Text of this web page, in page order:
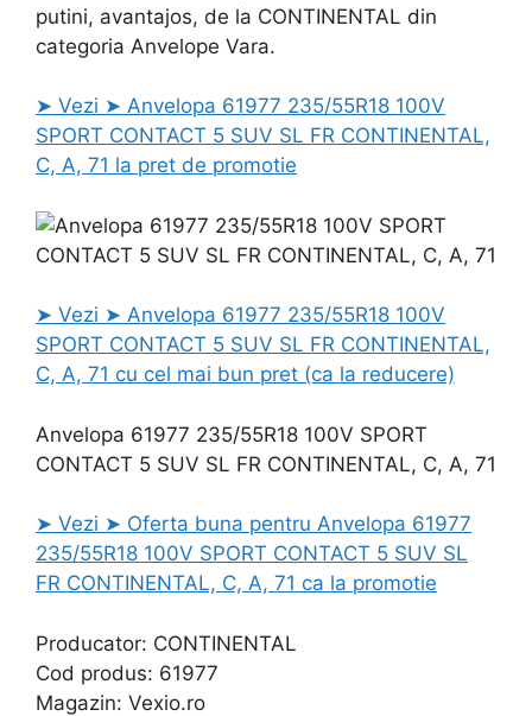
putini, avantajos, de la CONTINENTAL din
categoria Anvelope Vara.
➤ Vezi ➤ Anvelopa 61977 235/55R18 100V
SPORT CONTACT 5 SUV SL FR CONTINENTAL,
C, A, 71 la pret de promotie
➤ Vezi ➤ Anvelopa 61977 235/55R18 100V
SPORT CONTACT 5 SUV SL FR CONTINENTAL,
C, A, 71 cu cel mai bun pret (ca la reducere)
Anvelopa 61977 235/55R18 100V SPORT
CONTACT 5 SUV SL FR CONTINENTAL, C, A, 71
➤ Vezi ➤ Oferta buna pentru Anvelopa 61977
235/55R18 100V SPORT CONTACT 5 SUV SL
FR CONTINENTAL, C, A, 71 ca la promotie
Producator: CONTINENTAL
Cod produs: 61977
Magazin: Vexio.ro